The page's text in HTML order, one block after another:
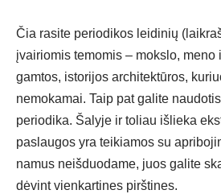
Čia rasite periodikos leidinių
įvairiomis temomis – mokslo, meno
gamtos, istorijos architektūros,
nemokamai. Taip pat galite
periodika. Šalyje ir toliau išlieka
paslaugos yra teikiamos su
namus neišduodame, juos galite
dėvint vienkartines pirštines.